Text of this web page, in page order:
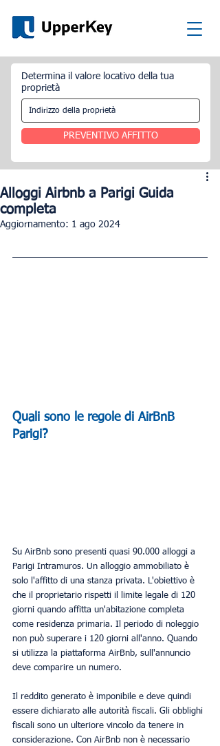
Determina il valore locativo della tua
proprietà
PREVENTIVO AFFITTO
Alloggi Airbnb a Parigi Guida
completa
Aggiornamento: 1 ago 2024
Quali sono le regole di AirBnB
Parigi?
Su AirBnb sono presenti quasi 90.000 alloggi a
Parigi Intramuros. Un alloggio ammobiliato è
solo l'affitto di una stanza privata. L'obiettivo è
che il proprietario rispetti il limite legale di 120
giorni quando affitta un'abitazione completa
come residenza primaria. Il periodo di noleggio
non può superare i 120 giorni all'anno. Quando
si utilizza la piattaforma AirBnb, sull'annuncio
deve comparire un numero.
Il reddito generato è imponibile e deve quindi
essere dichiarato alle autorità fiscali. Gli obblighi
fiscali sono un ulteriore vincolo da tenere in
considerazione. Con AirBnb non è necessario